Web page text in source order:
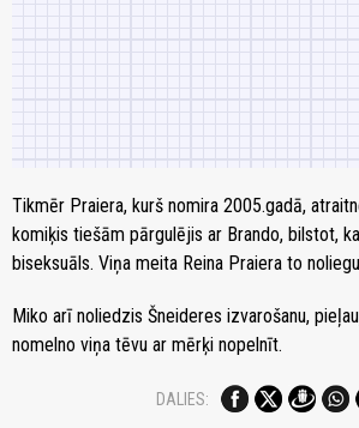
Tikmēr Praiera, kurš nomira 2005.gadā,
komiķis tiešām pārgulējis ar Brando, bilstot,
biseksuāls. Viņa meita Reina Praiera to
Miko arī noliedzis Šneideres izvarošanu,
nomelno viņa tēvu ar mērķi nopelnīt.
DALIES: